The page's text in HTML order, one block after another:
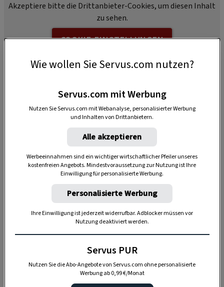
Akzeptiere bitte die Drittanbieter-Cookies, um diesen Inhalt
zu sehen.
COOKIE-EINSTELLUNGEN
Anzeige
Wie wollen Sie Servus.com nutzen?
Servus.com mit Werbung
Nutzen Sie Servus.com mit Webanalyse, personalisierter Werbung
und Inhalten von Drittanbietern.
Alle akzeptieren
Werbeeinnahmen sind ein wichtiger wirtschaftlicher Pfeiler unseres
kostenfreien Angebots. Mindestvoraussetzung zur Nutzung ist Ihre
Einwilligung für personalisierte Werbung.
Personalisierte Werbung
Ihre Einwilligung ist jederzeit widerrufbar. Adblocker müssen vor
Nutzung deaktiviert werden.
Servus PUR
Nutzen Sie die Abo-Angebote von Servus.com ohne personalisierte
Werbung ab 0,99 €/Monat